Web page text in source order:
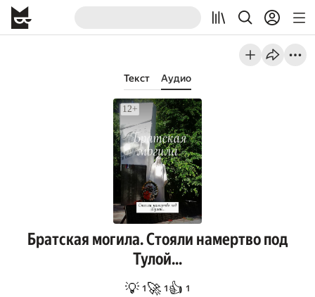
Текст Аудио
Братская могила. Стояли намертво под
Тулой…
💡 1 🚀 1 👍 1